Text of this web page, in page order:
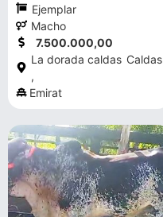
Ejemplar
Macho
7.500.000,00
La dorada caldas
,
Caldas
Emirat